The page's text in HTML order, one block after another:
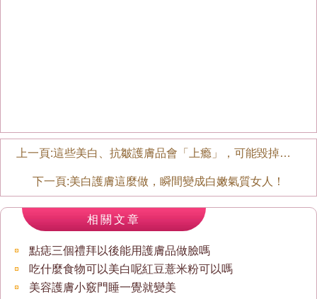
上一頁:這些美白、抗皺護膚品會「上瘾」，可能毀掉你的皮膚
下一頁:美白護膚這麼做，瞬間變成白嫩氣質女人！
相關文章
點痣三個禮拜以後能用護膚品做臉嗎
吃什麼食物可以美白呢紅豆薏米粉可以嗎
美容護膚小竅門睡一覺就變美